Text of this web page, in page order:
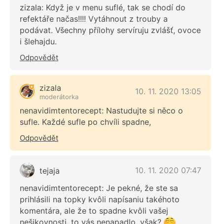
zizala: Když je v menu suflé, tak se chodí do
refektáře načas!!!! Vytáhnout z trouby a
podávat. Všechny přílohy servíruju zvlášť, ovoce
i šlehajdu.
Odpovědět
zizala
moderátorka
10. 11. 2020 13:05
nenavidimtentorecept: Nastudujte si něco o
sufle. Každé sufle po chvíli spadne,
Odpovědět
tejaja
10. 11. 2020 07:47
nenavidimtentorecept: Je pekné, že ste sa
prihlásili na topky kvôli napísaniu takéhoto
komentára, ale že to spadne kvôli vašej